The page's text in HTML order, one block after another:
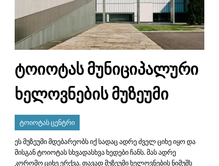
ტოიოტას მუნიციპალური
ხელოვნების მუზეუმი
ტოიოტას ცენტრი
ეს მუზეუმი მდებარეობს იქ სადაც ადრე ძველ ციხე იყო და
მისგან ტოიოტას სხვადასხვა ხედები ჩანს. მას ადრე
კორომო ციხე ერქვა. თავად მუზეუმი ხელოვნების ნიმუშს